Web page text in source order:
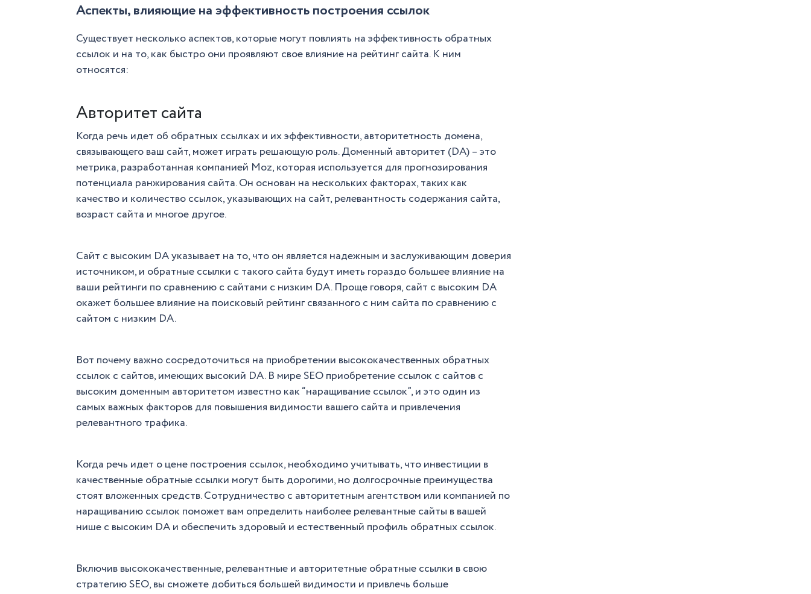
Аспекты, влияющие на эффективность построения ссылок
Существует несколько аспектов, которые могут повлиять на эффективность обратных
ссылок и на то, как быстро они проявляют свое влияние на рейтинг сайта. К ним
относятся:
Авторитет сайта
Когда речь идет об обратных ссылках и их эффективности, авторитетность домена,
связывающего ваш сайт, может играть решающую роль. Доменный авторитет (DA) – это
метрика, разработанная компанией Moz, которая используется для прогнозирования
потенциала ранжирования сайта. Он основан на нескольких факторах, таких как
качество и количество ссылок, указывающих на сайт, релевантность содержания сайта,
возраст сайта и многое другое.
Сайт с высоким DA указывает на то, что он является надежным и заслуживающим доверия
источником, и обратные ссылки с такого сайта будут иметь гораздо большее влияние на
ваши рейтинги по сравнению с сайтами с низким DA. Проще говоря, сайт с высоким DA
окажет большее влияние на поисковый рейтинг связанного с ним сайта по сравнению с
сайтом с низким DA.
Вот почему важно сосредоточиться на приобретении высококачественных обратных
ссылок с сайтов, имеющих высокий DA. В мире SEO приобретение ссылок с сайтов с
высоким доменным авторитетом известно как “наращивание ссылок”, и это один из
самых важных факторов для повышения видимости вашего сайта и привлечения
релевантного трафика.
Когда речь идет о цене построения ссылок, необходимо учитывать, что инвестиции в
качественные обратные ссылки могут быть дорогими, но долгосрочные преимущества
стоят вложенных средств. Сотрудничество с авторитетным агентством или компанией по
наращиванию ссылок поможет вам определить наиболее релевантные сайты в вашей
нише с высоким DA и обеспечить здоровый и естественный профиль обратных ссылок.
Включив высококачественные, релевантные и авторитетные обратные ссылки в свою
стратегию SEO, вы сможете добиться большей видимости и привлечь больше